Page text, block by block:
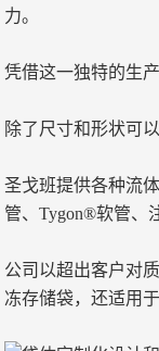
力。
凭借这一独特的生
除了尺寸和形状可
圣戈班提供各种流
管、Tygon®软管、
公司以超出客户对
冻存储袋，还适用